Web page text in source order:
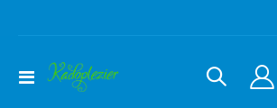
Toggle